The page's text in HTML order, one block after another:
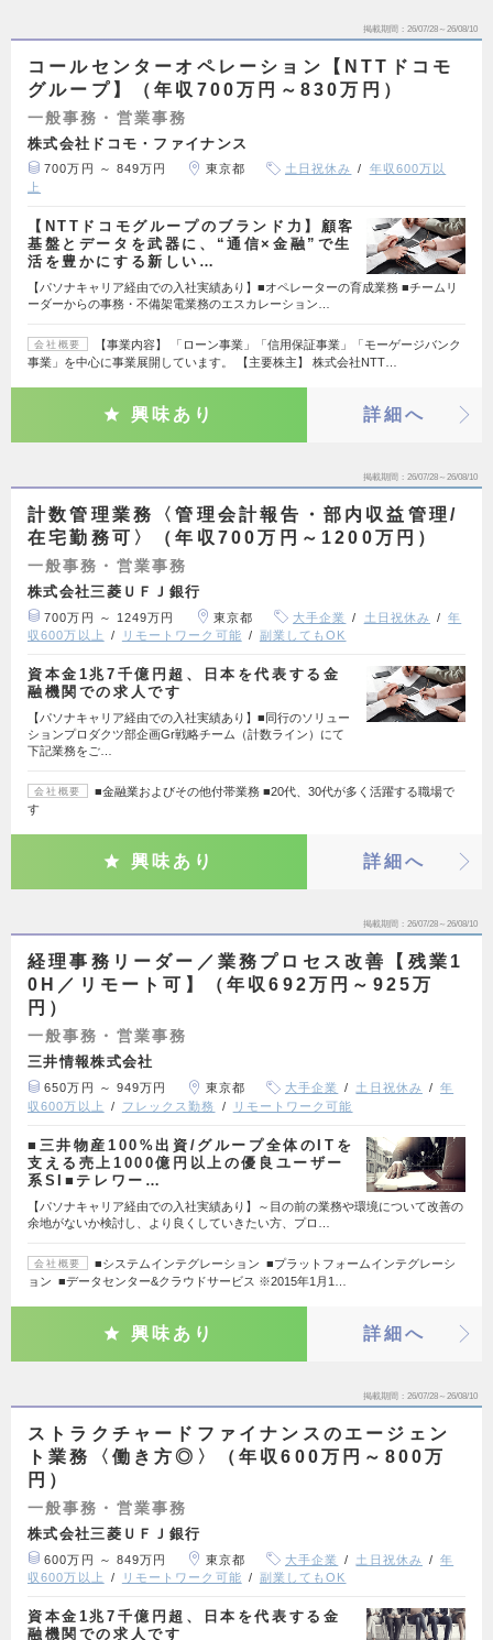
掲載期間 26/07/28～26/08/10
コールセンターオペレーション【NTTドコモ
グループ】（年収700万円～830万円）
一般事務・営業事務
株式会社ドコモ・ファイナンス
700万円 ～ 849万円 東京都 土日祝休み
年収600万以
上
【NTTドコモグループのブランド力】顧客
基盤とデータを武器に、“通信×金融”で生
活を豊かにする新しい…
【パソナキャリア経由での入社実績あり】■オペレーターの育成業務 ■チームリ
ーダーからの事務・不備架電業務のエスカレーション…
会社概要
【事業内容】 「ローン事業」「信用保証事業」「モーゲージバンク
事業」を中心に事業展開しています。 【主要株主】 株式会社NTT…
興味あり 詳細へ
掲載期間 26/07/28～26/08/10
計数管理業務〈管理会計報告・部内収益管理/
在宅勤務可〉（年収700万円～1200万円）
一般事務・営業事務
株式会社三菱ＵＦＪ銀行
700万円 ～ 1249万円 東京都 大手企業 土日祝休み
年
収600万以上
リモートワーク可能 副業してもOK
資本金1兆7千億円超、日本を代表する金
融機関での求人です
【パソナキャリア経由での入社実績あり】■同行のソリュー
ションプロダクツ部企画Gr戦略チーム（計数ライン）にて
下記業務をご…
会社概要
■金融業およびその他付帯業務 ■20代、30代が多く活躍する職場で
す
興味あり 詳細へ
掲載期間 26/07/28～26/08/10
経理事務リーダー／業務プロセス改善【残業1
0H／リモート可】（年収692万円～925万
円）
一般事務・営業事務
三井情報株式会社
650万円 ～ 949万円 東京都 大手企業 土日祝休み
年
収600万以上
フレックス勤務 リモートワーク可能
■三井物産100%出資/グループ全体のITを
支える売上1000億円以上の優良ユーザー
系SI■テレワー…
【パソナキャリア経由での入社実績あり】～目の前の業務や環境について改善の
余地がないか検討し、より良くしていきたい方、プロ…
会社概要
■システムインテグレーション ■プラットフォームインテグレーシ
ョン ■データセンター&クラウドサービス ※2015年1月1…
興味あり 詳細へ
掲載期間 26/07/28～26/08/10
ストラクチャードファイナンスのエージェン
ト業務〈働き方◎〉（年収600万円～800万
円）
一般事務・営業事務
株式会社三菱ＵＦＪ銀行
600万円 ～ 849万円 東京都 大手企業 土日祝休み
年
収600万以上
リモートワーク可能 副業してもOK
資本金1兆7千億円超、日本を代表する金
融機関での求人です